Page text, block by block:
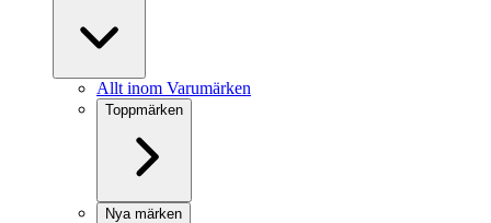
Allt inom Varumärken
Toppmärken
Nya märken